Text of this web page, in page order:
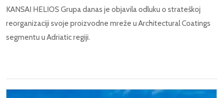
KANSAI HELIOS Grupa danas je objavila odluku o strateškoj
reorganizaciji svoje proizvodne mreže u Architectural Coatings
segmentu u Adriatic regiji.